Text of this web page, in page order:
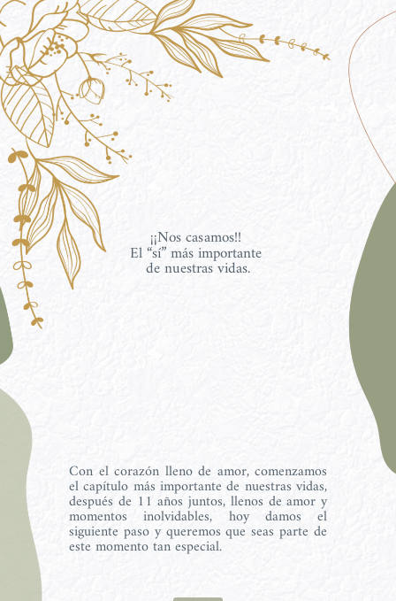
¡¡Nos casamos!!
El “sí” más importante
de nuestras vidas.
Con el corazón lleno de amor, comenzamos
el capítulo más importante de nuestras vidas,
después de 11 años juntos, llenos de amor y
momentos inolvidables, hoy damos el
siguiente paso y queremos que seas parte de
este momento tan especial.